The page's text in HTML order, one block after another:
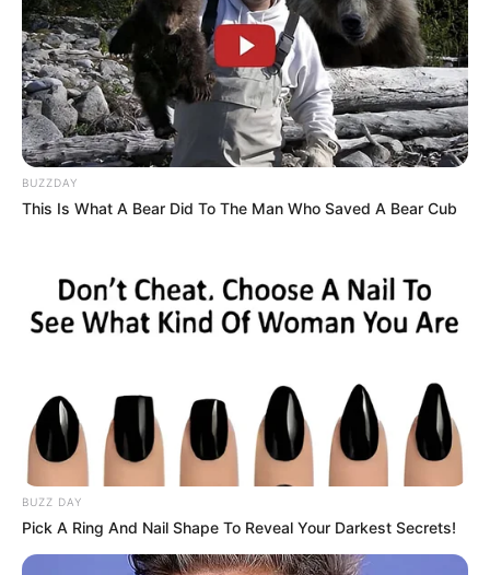
Gizoca
Caixinha de MDF
Umacaixa de MDF
cru é super barata e você pode
soltar a sua criatividade na decoração: tinta,
papéis, adesivos, decoupage e tecido são
BUZZDAY
This Is What A Bear Did To The Man Who Saved A Bear Cub
BUZZ DAY
Pick A Ring And Nail Shape To Reveal Your Darkest Secrets!